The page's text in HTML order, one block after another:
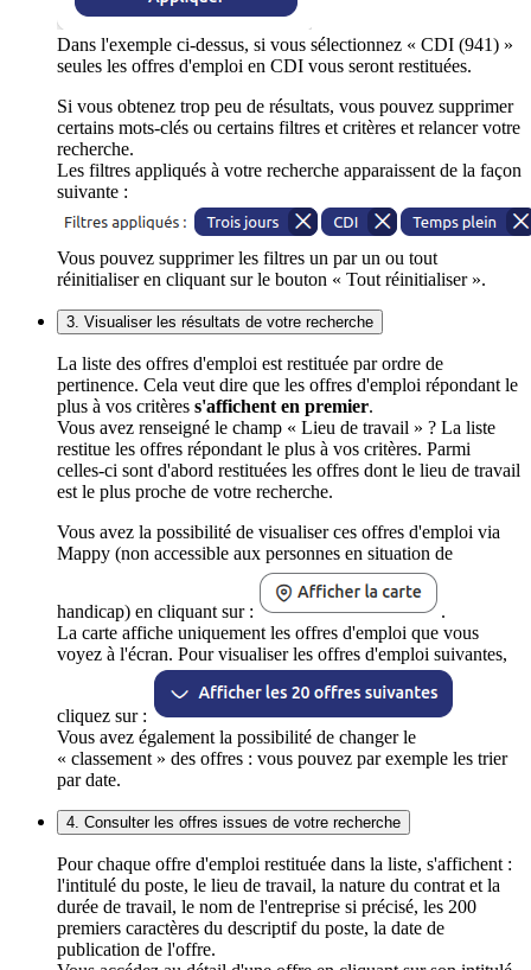
Dans l'exemple ci-dessus, si vous sélectionnez « CDI (941) »
seules les offres d'emploi en CDI vous seront restituées.
Si vous obtenez trop peu de résultats, vous pouvez supprimer
certains mots-clés ou certains filtres et critères et relancer votre
recherche.
Les filtres appliqués à votre recherche apparaissent de la façon
suivante :
Vous pouvez supprimer les filtres un par un ou tout
réinitialiser en cliquant sur le bouton « Tout réinitialiser ».
3. Visualiser les résultats de votre recherche
La liste des offres d'emploi est restituée par ordre de
pertinence. Cela veut dire que les offres d'emploi répondant le
plus à vos critères s'affichent en premier.
Vous avez renseigné le champ « Lieu de travail » ? La liste
restitue les offres répondant le plus à vos critères. Parmi
celles-ci sont d'abord restituées les offres dont le lieu de travail
est le plus proche de votre recherche.
Vous avez la possibilité de visualiser ces offres d'emploi via
Mappy (non accessible aux personnes en situation de
handicap) en cliquant sur :
.
La carte affiche uniquement les offres d'emploi que vous
voyez à l'écran. Pour visualiser les offres d'emploi suivantes,
cliquez sur :
Vous avez également la possibilité de changer le
« classement » des offres : vous pouvez par exemple les trier
par date.
4. Consulter les offres issues de votre recherche
Pour chaque offre d'emploi restituée dans la liste, s'affichent :
l'intitulé du poste, le lieu de travail, la nature du contrat et la
durée de travail, le nom de l'entreprise si précisé, les 200
premiers caractères du descriptif du poste, la date de
publication de l'offre.